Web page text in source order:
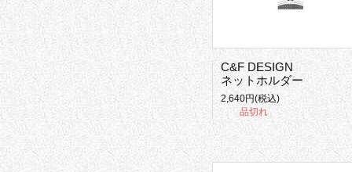
C&F DESIGN
ネットホルダー
2,640円(税込)
品切れ